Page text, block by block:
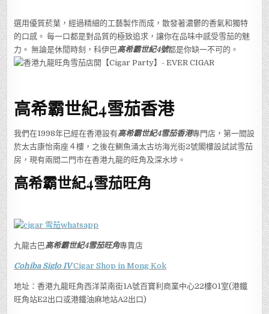
選用優質菸葉，經過精細的工藝製作而成，散發著濃鬱的香氣和獨特
的口感。 每一口都是對品質的極致追求，讓你在品味中感受雪茄的魅
力。 無論是休閒時刻，科伊巴高希霸世紀4號都是你缺一不可的。
高希霸世紀4雪茄香港
我們在1998年已經在香港設有高希霸世紀4雪茄香港專門店，第一間設
於太古康怡南座４樓，之後在鰂魚涌太古坊海光街2號閣樓設試試雪茄
房，現有兩間二門市在香港九龍的旺角及深水埗。
高希霸世紀4雪茄旺角
九龍古巴高希霸世紀4雪茄旺角專賣店
Cohiba Siglo IVCigar Shop in Mong Kok
地址：香港九龍旺角西洋菜南街1A號百寶利商業中心22樓01室(港鐵
旺角站E2出口或港鐵油麻地站A2出口)